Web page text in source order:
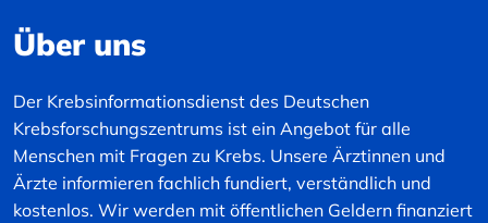
Über uns
Der Krebsinformationsdienst des Deutschen
Krebsforschungszentrums ist ein Angebot für alle
Menschen mit Fragen zu Krebs. Unsere Ärztinnen und
Ärzte informieren fachlich fundiert, verständlich und
kostenlos. Wir werden mit öffentlichen Geldern finanziert